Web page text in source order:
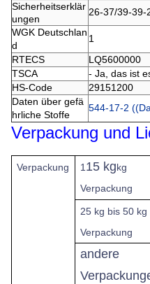
Sicherheitserklär
ungen
26-37/39-39-
WGK Deutschlan
d
1
RTECS
LQ5600000
TSCA
- Ja, das ist
HS-Code
29151200
Daten über gefä
hrliche Stoffe
544-17-2
Verpackung und
Verpackung 1 15 kgkg
Verpackung
25 kg bis 50 kg
Verpackung
andere